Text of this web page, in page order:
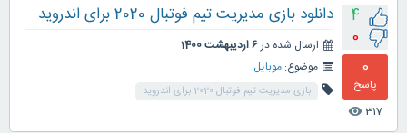
4
0
0
پاسخ
317
visibility
دانلود بازی مدیریت تیم فوتبال 2020 برای اندروید
ارسال شده در6 اردیبهشت 1400
موضوع: موبایل
بازی مدیریت تیم فوتبال 2020 برای اندروید